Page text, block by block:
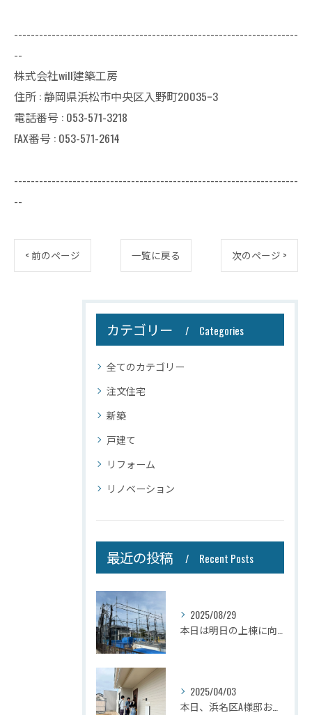
--------------------------------------------------------------------
--
株式会社will建築工房
住所 : 静岡県浜松市中央区入野町20035ｰ3
電話番号 : 053-571-3218
FAX番号 : 053-571-2614
--------------------------------------------------------------------
--
< 前のページ 一覧に戻る 次のページ >
カテゴリー Categories
全てのカテゴリー
注文住宅
新築
戸建て
リフォーム
リノベーション
最近の投稿 Recent Posts
2025/08/29
2025/04/03